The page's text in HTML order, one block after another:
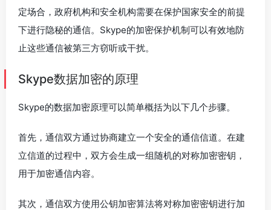
定场合，政府机构和安全机构需要在保护国家安全的前提
下进行隐秘的通信。Skype的加密保护机制可以有效地防
止这些通信被第三方窃听或干扰。
Skype数据加密的原理
Skype的数据加密原理可以简单概括为以下几个步骤。
首先，通信双方通过协商建立一个安全的通信信道。在建
立信道的过程中，双方会生成一组随机的对称加密密钥，
用于加密通信内容。
其次，通信双方使用公钥加密算法将对称加密密钥进行加